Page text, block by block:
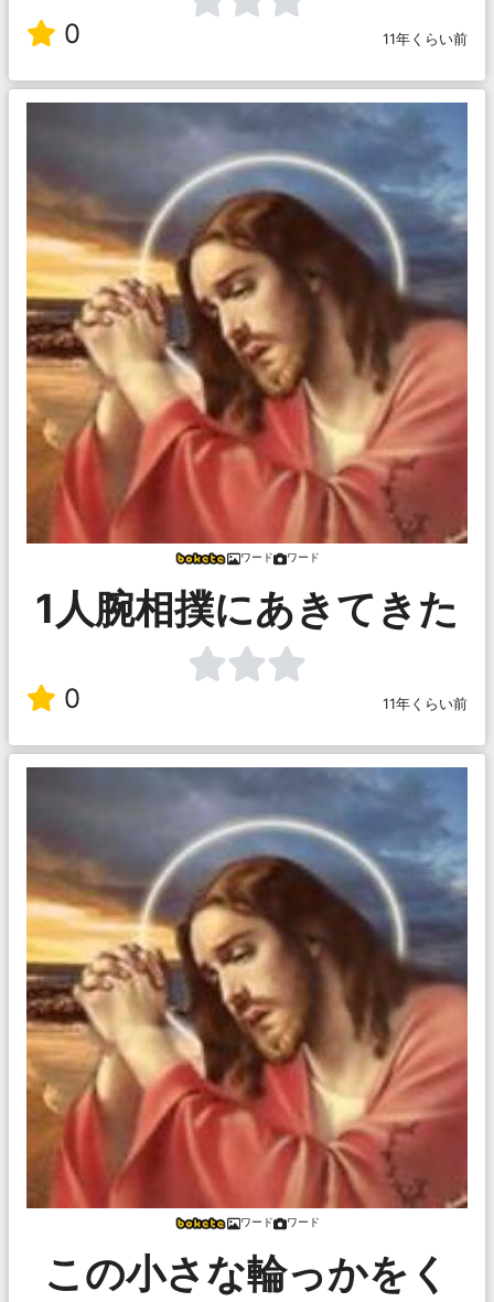
0 11年くらい前
ワード ワード
1人腕相撲にあきてきた
0 11年くらい前
ワード ワード
この小さな輪っかをく